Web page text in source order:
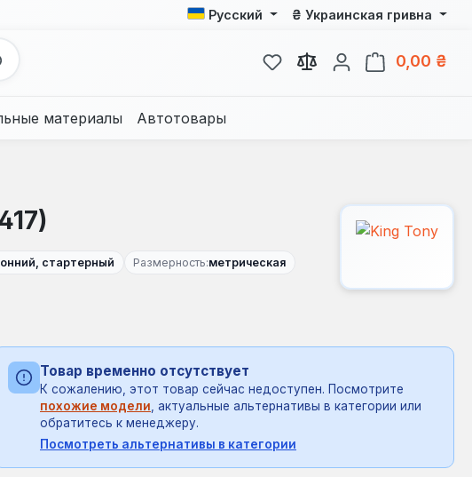
Русский ₴ Украинская гривна
У вас есть товары из
0,00 ₴
материалы Автотовары
стартерный Размерность:метрическая
Товар временно отсутствует
К сожалению, этот товар сейчас недоступен. Посмотрите
похожие модели , актуальные альтернативы в категории или
обратитесь к менеджеру.
Посмотреть альтернативы в категории